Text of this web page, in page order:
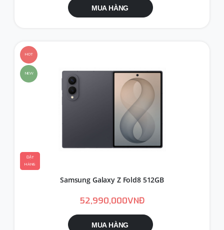
MUA HÀNG
HOT
NEW
ĐẶT
HÀNG
Samsung Galaxy Z Fold8 512GB
52,990,000VNĐ
MUA HÀNG